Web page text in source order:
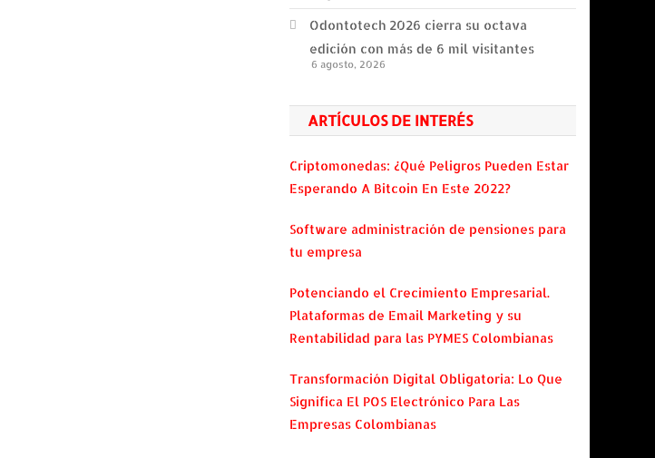
Odontotech 2026 cierra su octava
edición con más de 6 mil visitantes
6 agosto, 2026
ARTÍCULOS DE INTERÉS
Criptomonedas: ¿Qué Peligros Pueden Estar
Esperando A Bitcoin En Este 2022?
Software administración de pensiones para
tu empresa
Potenciando el Crecimiento Empresarial.
Plataformas de Email Marketing y su
Rentabilidad para las PYMES Colombianas
Transformación Digital Obligatoria: Lo Que
Significa El POS Electrónico Para Las
Empresas Colombianas